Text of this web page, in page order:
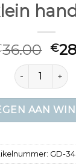
36.00 €
klein handtas
AAN
GD-